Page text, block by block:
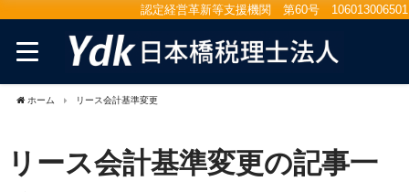
認定経営革新等支援機関 第60号 106013006501
ホーム リース会計基準変更
リース会計基準変更の記事一